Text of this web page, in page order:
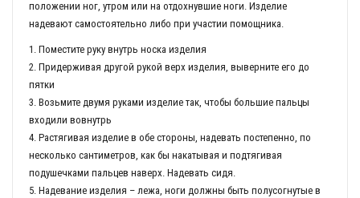
положении ног, утром или на отдохнувшие ноги. Изделие
надевают самостоятельно либо при участии помощника.
1. Поместите руку внутрь носка изделия
2. Придерживая другой рукой верх изделия, выверните его до
пятки
3. Возьмите двумя руками изделие так, чтобы большие пальцы
входили вовнутрь
4. Растягивая изделие в обе стороны, надевать постепенно, по
несколько сантиметров, как бы накатывая и подтягивая
подушечками пальцев наверх. Надевать сидя.
5. Надевание изделия – лежа, ноги должны быть полусогнутые в